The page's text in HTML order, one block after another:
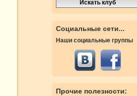
Социальные сети...
Наши социальные группы
Прочие полезности: